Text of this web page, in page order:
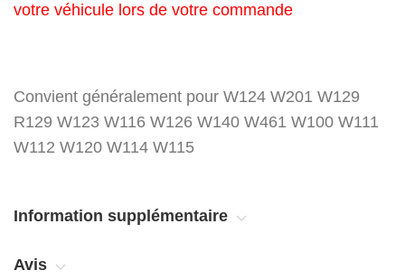
votre véhicule lors de votre commande
Convient généralement pour W124 W201 W129
R129 W123 W116 W126 W140 W461 W100 W111
W112 W120 W114 W115
Information supplémentaire
Avis